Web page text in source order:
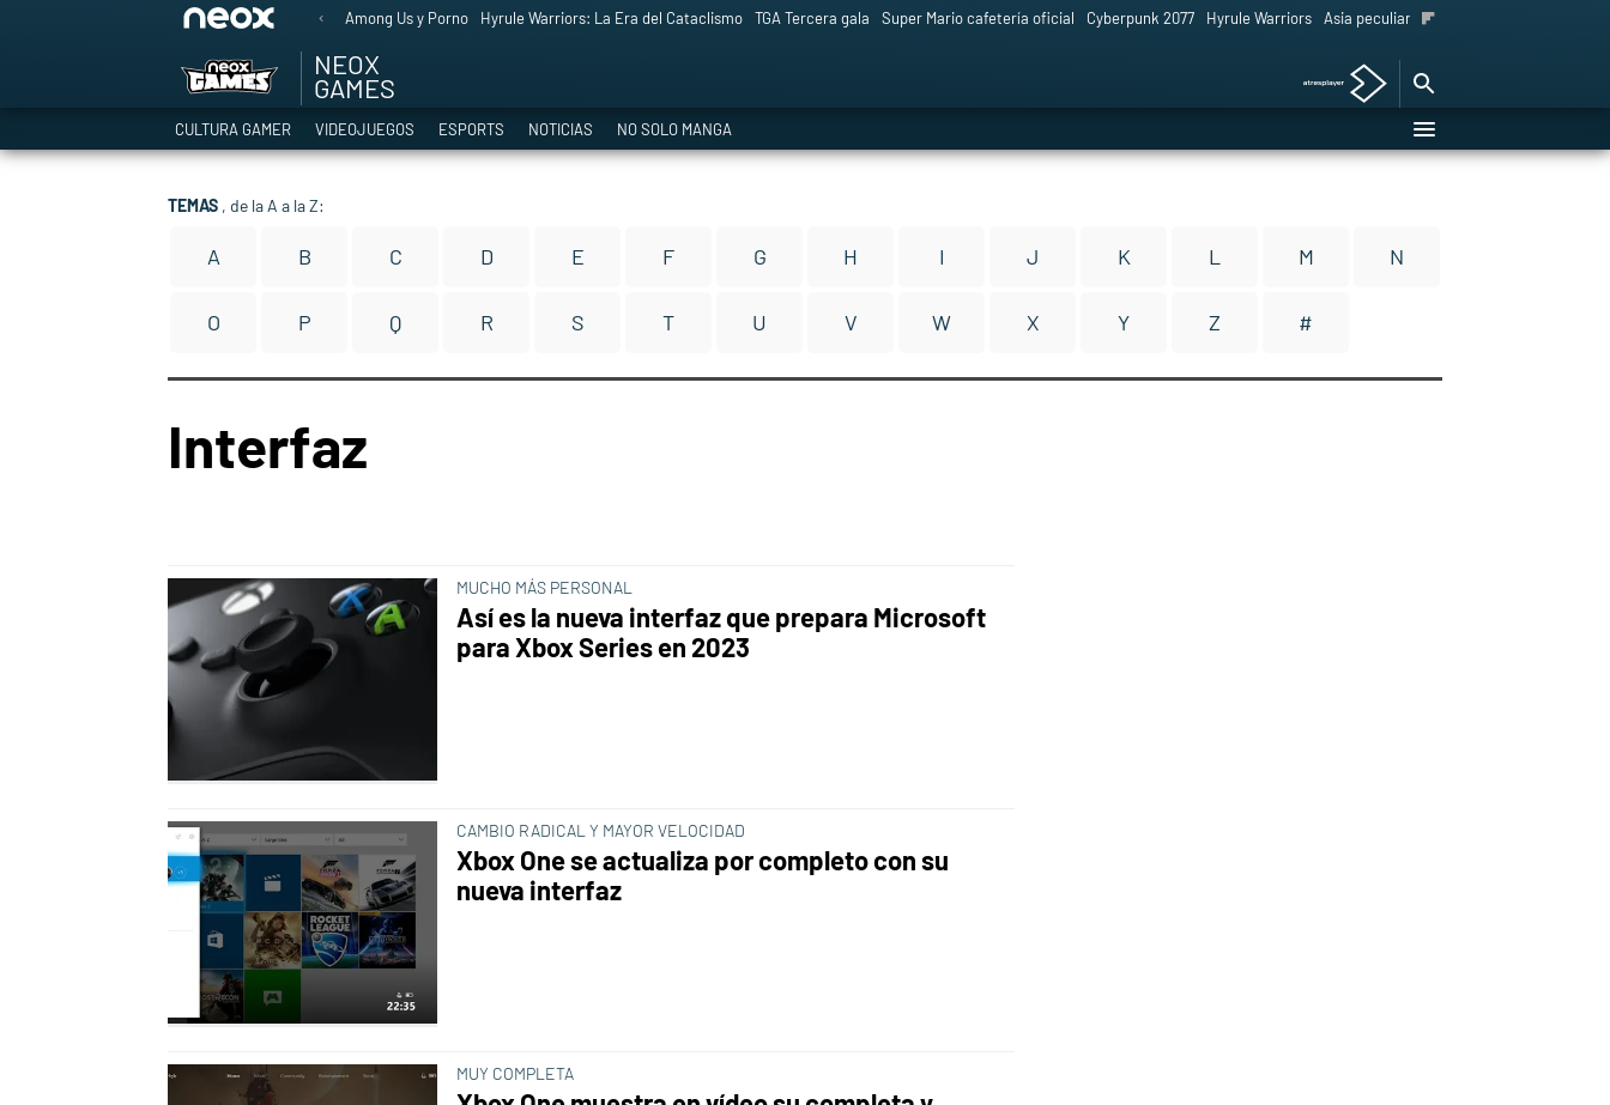
Among Us y Porno Hyrule Warriors: La Era del Cataclismo TGA Tercera gala Super Mario cafetería oficial Cyberpunk 2077 Hyrule Warriors Asia peculiar tradición
NEOX
GAMES
CULTURA GAMER VIDEOJUEGOS ESPORTS NOTICIAS NO SOLO MANGA
TEMAS , de la A a la Z:
A B C D E F G H I J K L M N
O P Q R S T U V W X Y Z #
Interfaz
MUCHO MÁS PERSONAL
Así es la nueva interfaz que prepara Microsoft
para Xbox Series en 2023
CAMBIO RADICAL Y MAYOR VELOCIDAD
Xbox One se actualiza por completo con su
nueva interfaz
MUY COMPLETA